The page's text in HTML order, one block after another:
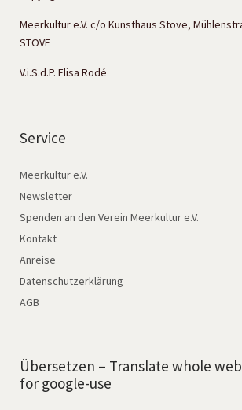
Meerkultur e.V. c/o Kunsthaus Stove,
STOVE
V.i.S.d.P. Elisa Rodé
Service
Meerkultur e.V.
Newsletter
Spenden an den Verein Meerkultur e.V.
Kontakt
Anreise
Datenschutzerklärung
AGB
Übersetzen – Translate whole
for google-use